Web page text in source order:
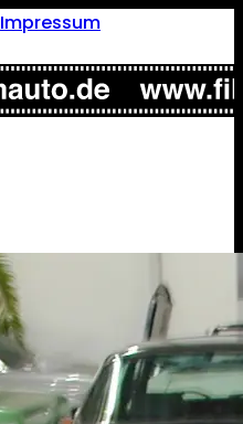
Impressum